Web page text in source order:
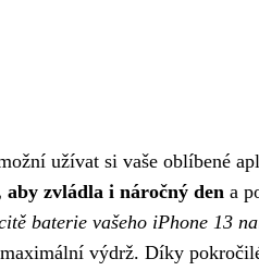
užívat si vaše oblíbené
zvládla i náročný den a
baterie vašeho iPhone 13
výdrž. Díky